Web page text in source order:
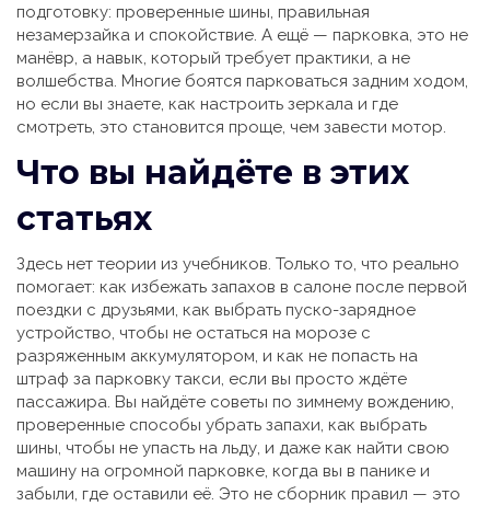
подготовку: проверенные шины, правильная
незамерзайка и спокойствие. А ещё — парковка, это не
манёвр, а навык, который требует практики, а не
волшебства. Многие боятся парковаться задним ходом,
но если вы знаете, как настроить зеркала и где
смотреть, это становится проще, чем завести мотор.
Что вы найдёте в этих
статьях
Здесь нет теории из учебников. Только то, что реально
помогает: как избежать запахов в салоне после первой
поездки с друзьями, как выбрать пуско-зарядное
устройство, чтобы не остаться на морозе с
разряженным аккумулятором, и как не попасть на
штраф за парковку такси, если вы просто ждёте
пассажира. Вы найдёте советы по зимнему вождению,
проверенные способы убрать запахи, как выбрать
шины, чтобы не упасть на льду, и даже как найти свою
машину на огромной парковке, когда вы в панике и
забыли, где оставили её. Это не сборник правил — это